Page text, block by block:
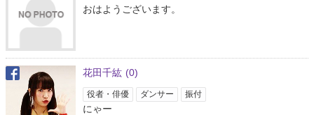
おはようございます。
花田千紘 (0)
役者・俳優 ダンサー 振付
にゃー